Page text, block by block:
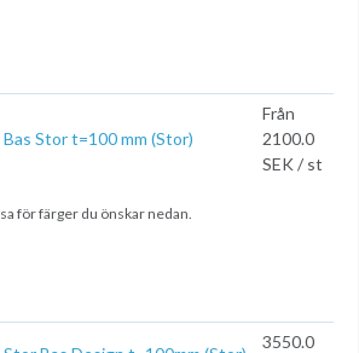
Bas Stor t=100 mm (Stor)
Från
2100.0
SEK / st
för färger du önskar nedan.
3550.0